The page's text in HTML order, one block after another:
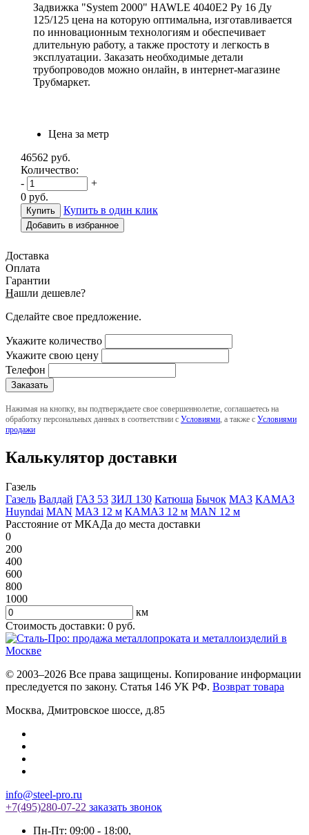
Задвижка "System 2000" HAWLE 4040Е2 Ру 16 Ду
125/125 цена на которую оптимальна, изготавливается
по инновационным технологиям и обеспечивает
длительную работу, а также простоту и легкость в
эксплуатации. Заказать необходимые детали
трубопроводов можно онлайн, в интернет-магазине
Трубмаркет.
Цена за метр
46562 руб.
Количество:
-
+
0 руб.
Купить в один клик
Добавить в избранное
Доставка
Оплата
Гарантии
Нашли дешевле?
Сделайте свое предложение.
Укажите количество
Укажите свою цену
Телефон
Нажимая на кнопку, вы подтверждаете свое совершеннолетие, соглашаетесь на
обработку персональных данных в соответствии с Условиями , а также с Условиями
продажи
Калькулятор доставки
Газель
Газель Валдай ГАЗ 53 ЗИЛ 130 Катюша Бычок МАЗ КАМАЗ
Huyndai MAN МАЗ 12 м КАМАЗ 12 м MAN 12 м
Расстояние от МКАДа до места доставки
0
200
400
600
800
1000
км
Стоимость доставки: 0 руб.
© 2003–2026 Все права защищены. Копирование информации
преследуется по закону. Статья 146 УК РФ. Возврат товара
Москва, Дмитровское шоссе, д.85
info@steel-pro.ru
+7(495)280-07-22 заказать звонок
Пн-Пт: 09:00 - 18:00,